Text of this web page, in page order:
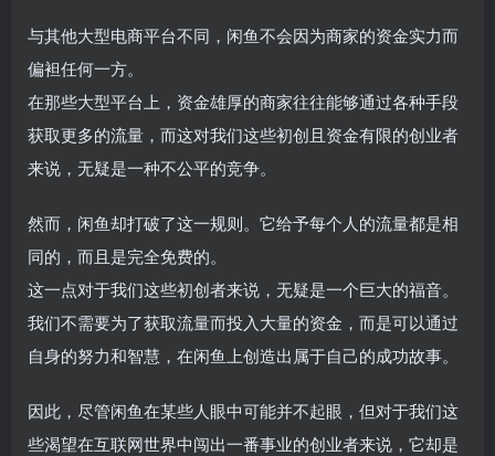
与其他大型电商平台不同，闲鱼不会因为商家的资金实力而
偏袒任何一方。
在那些大型平台上，资金雄厚的商家往往能够通过各种手段
获取更多的流量，而这对我们这些初创且资金有限的创业者
来说，无疑是一种不公平的竞争。
然而，闲鱼却打破了这一规则。它给予每个人的流量都是相
同的，而且是完全免费的。
这一点对于我们这些初创者来说，无疑是一个巨大的福音。
我们不需要为了获取流量而投入大量的资金，而是可以通过
自身的努力和智慧，在闲鱼上创造出属于自己的成功故事。
因此，尽管闲鱼在某些人眼中可能并不起眼，但对于我们这
些渴望在互联网世界中闯出一番事业的创业者来说，它却是